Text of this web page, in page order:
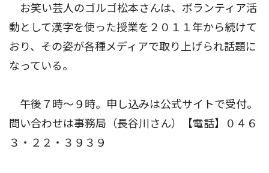
お笑い芸人のゴルゴ松本さんは、ボランティア活
動として漢字を使った授業を２０１１年から続けて
おり、その姿が各種メディアで取り上げられ話題に
なっている。
午後７時〜９時。申し込みは公式サイトで受付。
問い合わせは事務局（長谷川さん）【電話】０４６
３・２２・３９３９